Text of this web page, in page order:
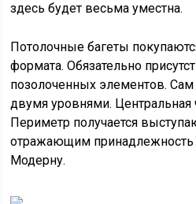
здесь будет весьма уместна.
Потолочные багеты
формата. Обязательно
позолоченных элементов. Сам
двумя уровнями. Центральная
Периметр получается
отражающим
Модерну.